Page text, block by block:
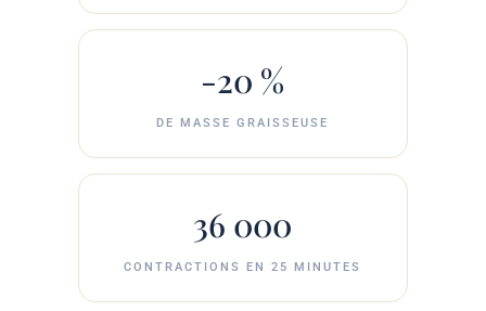
-20 %
DE MASSE GRAISSEUSE
36 000
CONTRACTIONS EN 25 MINUTES